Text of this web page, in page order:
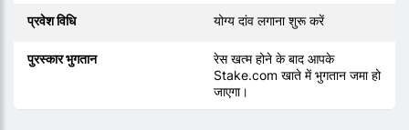
प्रवेश विधि योग्य दांव लगाना शुरू करें
पुरस्कार भुगतान
रेस खत्म होने के बाद आपके
Stake.com खाते में भुगतान जमा हो
जाएगा।